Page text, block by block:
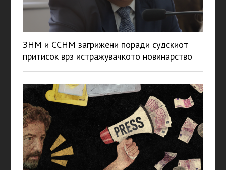
ЗНМ и ССНМ загрижени поради судскиот
притисок врз истражувачкото новинарство